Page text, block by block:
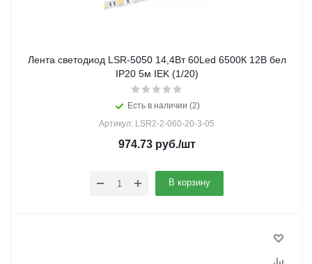
Лента светодиод LSR-5050 14,4Вт 60Led 6500К 12В бел
IP20 5м IEK (1/20)
Есть в наличии (2)
Артикул: LSR2-2-060-20-3-05
974.73руб./шт
В корзину